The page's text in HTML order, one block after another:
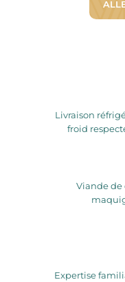
Livraison
froid
Viande
Expertise